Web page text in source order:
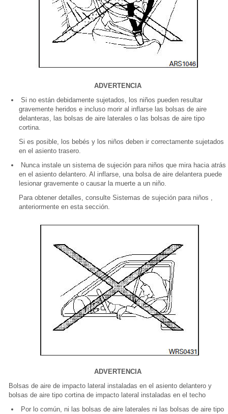
ADVERTENCIA
Si no están debidamente sujetados, los niños pueden resultar
gravemente heridos e incluso morir al inflarse las bolsas de aire
delanteras, las bolsas de aire laterales o las bolsas de aire tipo
cortina.
Si es posible, los bebés y los niños deben ir correctamente sujetados
en el asiento trasero.
Nunca instale un sistema de sujeción para niños que mira hacia atrás
en el asiento delantero. Al inflarse, una bolsa de aire delantera puede
lesionar gravemente o causar la muerte a un niño.
Para obtener detalles, consulte Sistemas de sujeción para niños ,
anteriormente en esta sección.
ADVERTENCIA
Bolsas de aire de impacto lateral instaladas en el asiento delantero y
bolsas de aire tipo cortina de impacto lateral instaladas en el techo
Por lo común, ni las bolsas de aire laterales ni las bolsas de aire tipo